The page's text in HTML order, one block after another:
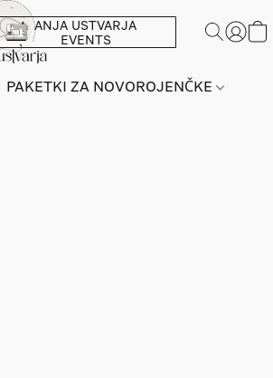
ANJA USTVARJA
EVENTS
PAKETKI ZA NOVOROJENČKE